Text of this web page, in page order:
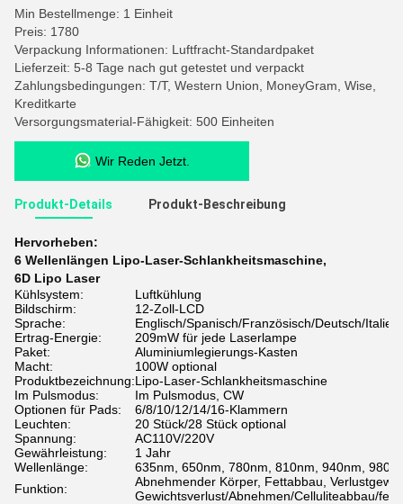
Min Bestellmenge: 1 Einheit
Preis: 1780
Verpackung Informationen: Luftfracht-Standardpaket
Lieferzeit: 5-8 Tage nach gut getestet und verpackt
Zahlungsbedingungen: T/T, Western Union, MoneyGram, Wise,
Kreditkarte
Versorgungsmaterial-Fähigkeit: 500 Einheiten
Wir Reden Jetzt.
Produkt-Details Produkt-Beschreibung
Hervorheben:
6 Wellenlängen Lipo-Laser-Schlankheitsmaschine,
6D Lipo Laser
Kühlsystem:
Luftkühlung
Bildschirm:
12-Zoll-LCD
Sprache:
Englisch/Spanisch/Französisch/Deutsch/
Ertrag-Energie:
209mW für jede Laserlampe
Paket:
Aluminiumlegierungs-Kasten
Macht:
100W optional
Produktbezeichnung:Lipo-Laser-Schlankheitsmaschine
Im Pulsmodus:
Im Pulsmodus, CW
Optionen für Pads:
6/8/10/12/14/16-Klammern
Leuchten:
20 Stück/28 Stück optional
Spannung:
AC110V/220V
Gewährleistung:
1 Jahr
Wellenlänge:
635nm, 650nm, 780nm, 810nm, 940nm,
Funktion:
Abnehmender Körper, Fettabbau,
Gewichtsverlust/Abnehmen/Celluliteabbau/